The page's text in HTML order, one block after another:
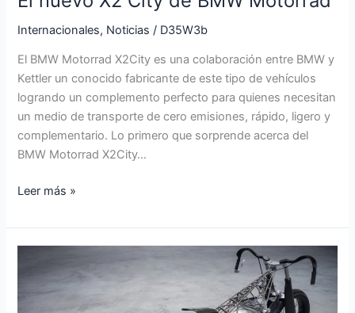
Internacionales, Noticias / D35W3b
El BMW Motorrad X2City es una colaboración entre BMW y
Kettler un conocido fabricante de este tipo de vehículos
logrando un complemento perfecto para quienes necesitan
un medio de transporte de cero emisiones, rápido, ligero y
complementario. Lo primero que sorprende acerca del
BMW Motorrad X2City…
Leer más »
última